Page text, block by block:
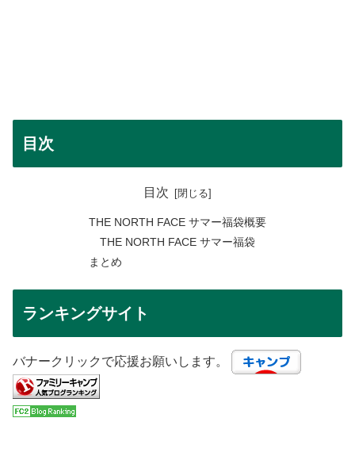
目次
目次
THE NORTH FACE サマー福袋概要
THE NORTH FACE サマー福袋
まとめ
ランキングサイト
バナークリックで応援お願いします。